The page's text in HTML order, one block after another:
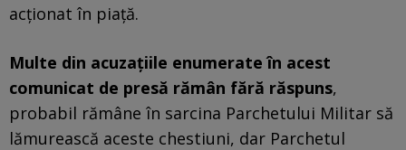
acționat în piață.
Multe din acuzațiile enumerate în acest
comunicat de presă rămân fără răspuns,
probabil rămâne în sarcina Parchetului Militar să
lămurească aceste chestiuni, dar Parchetul